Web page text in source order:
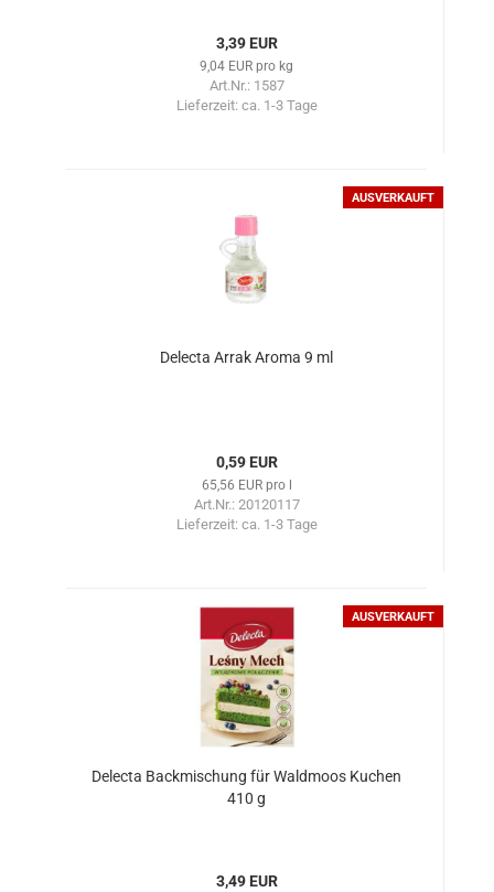
3,39 EUR
9,04 EUR pro kg
Art.Nr.: 1587
Lieferzeit: ca. 1-3 Tage
AUSVERKAUFT
Delecta Arrak Aroma 9 ml
0,59 EUR
65,56 EUR pro l
Art.Nr.: 20120117
Lieferzeit: ca. 1-3 Tage
AUSVERKAUFT
Delecta Backmischung für Waldmoos Kuchen
410 g
3,49 EUR